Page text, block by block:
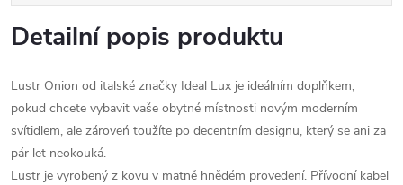
Detailní popis produktu
Lustr Onion od italské značky Ideal Lux je ideálním doplňkem,
pokud chcete vybavit vaše obytné místnosti novým moderním
svítidlem, ale zároveń toužíte po decentním designu, který se ani za
pár let neokouká.
Lustr je vyrobený z kovu v matně hnědém provedení. Přívodní kabel